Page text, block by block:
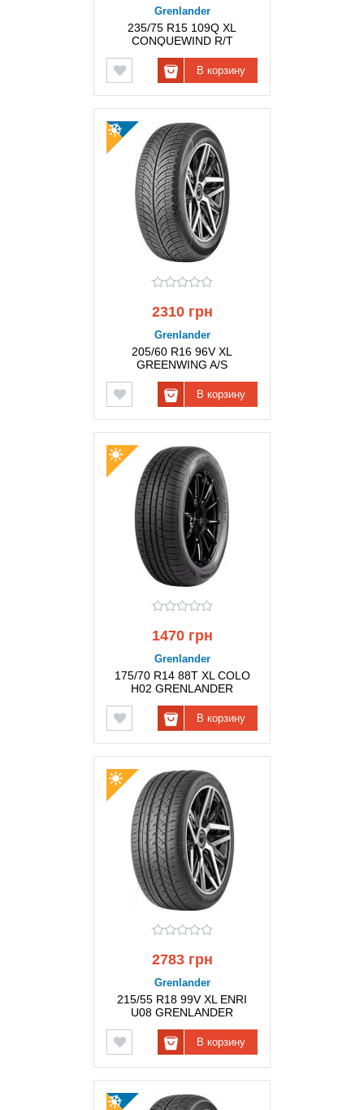
Grenlander
235/75 R15 109Q XL
CONQUEWIND R/T
В корзину
2310 грн
Grenlander
205/60 R16 96V XL
GREENWING A/S
В корзину
1470 грн
Grenlander
175/70 R14 88T XL COLO
H02 GRENLANDER
В корзину
2783 грн
Grenlander
215/55 R18 99V XL ENRI
U08 GRENLANDER
В корзину